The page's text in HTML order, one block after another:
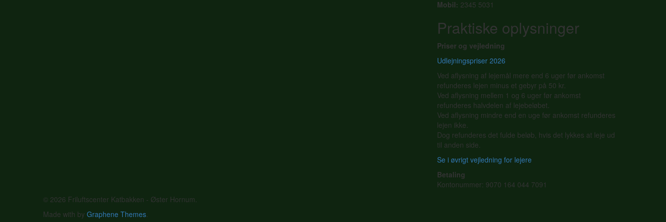
Mobil: 2345 5031
Praktiske oplysninger
Priser og vejledning
Udlejningspriser 2026
Ved aflysning af lejemål mere end 6 uger før ankomst
refunderes lejen minus et gebyr på 50 kr.
Ved aflysning mellem 1 og 6 uger før ankomst
refunderes halvdelen af lejebeløbet.
Ved aflysning mindre end en uge før ankomst refunderes
lejen ikke.
Dog refunderes det fulde beløb, hvis det lykkes at leje ud
til anden side.
Se i øvrigt vejledning for lejere
Betaling
Kontonummer: 9070 164 044 7091
© 2026 Friluftscenter Katbakken - Øster Hornum.
Made with by Graphene Themes.